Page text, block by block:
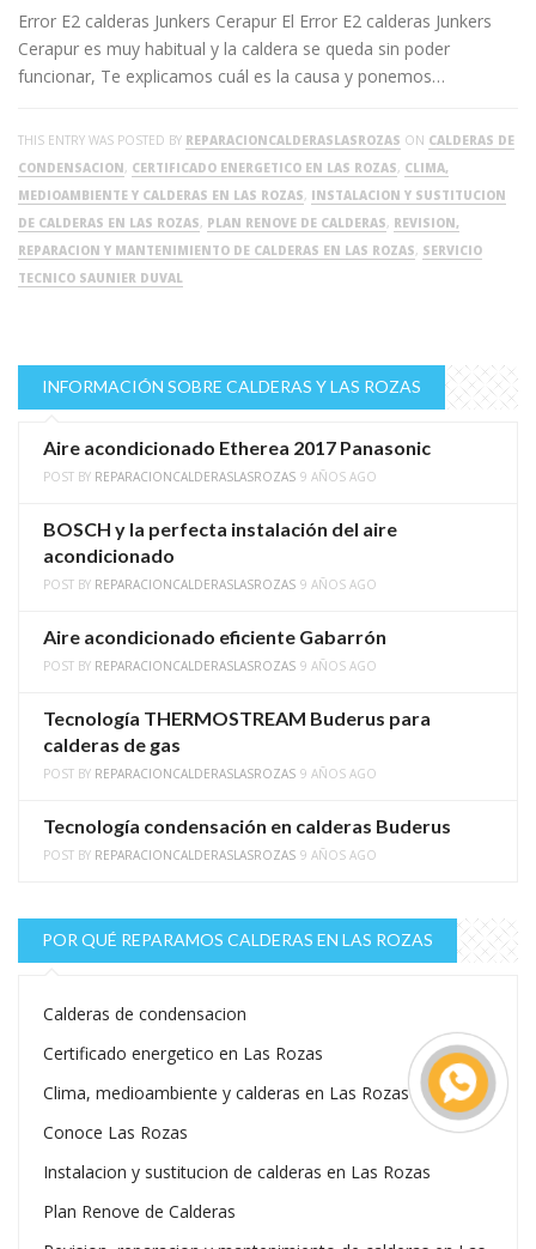
Error E2 calderas Junkers Cerapur El Error E2 calderas Junkers
Cerapur es muy habitual y la caldera se queda sin poder
funcionar, Te explicamos cuál es la causa y ponemos…
THIS ENTRY WAS POSTED BY REPARACIONCALDERASLASROZAS ON CALDERAS DE
CONDENSACION, CERTIFICADO ENERGETICO EN LAS ROZAS, CLIMA,
MEDIOAMBIENTE Y CALDERAS EN LAS ROZAS, INSTALACION Y SUSTITUCION
DE CALDERAS EN LAS ROZAS, PLAN RENOVE DE CALDERAS, REVISION,
REPARACION Y MANTENIMIENTO DE CALDERAS EN LAS ROZAS, SERVICIO
TECNICO SAUNIER DUVAL
INFORMACIÓN SOBRE CALDERAS Y LAS ROZAS
Aire acondicionado Etherea 2017 Panasonic
POST BY REPARACIONCALDERASLASROZAS 9 AÑOS AGO
BOSCH y la perfecta instalación del aire
acondicionado
POST BY REPARACIONCALDERASLASROZAS 9 AÑOS AGO
Aire acondicionado eficiente Gabarrón
POST BY REPARACIONCALDERASLASROZAS 9 AÑOS AGO
Tecnología THERMOSTREAM Buderus para
calderas de gas
POST BY REPARACIONCALDERASLASROZAS 9 AÑOS AGO
Tecnología condensación en calderas Buderus
POST BY REPARACIONCALDERASLASROZAS 9 AÑOS AGO
POR QUÉ REPARAMOS CALDERAS EN LAS ROZAS
Calderas de condensacion
Certificado energetico en Las Rozas
Clima, medioambiente y calderas en Las Rozas
Conoce Las Rozas
Instalacion y sustitucion de calderas en Las Rozas
Plan Renove de Calderas